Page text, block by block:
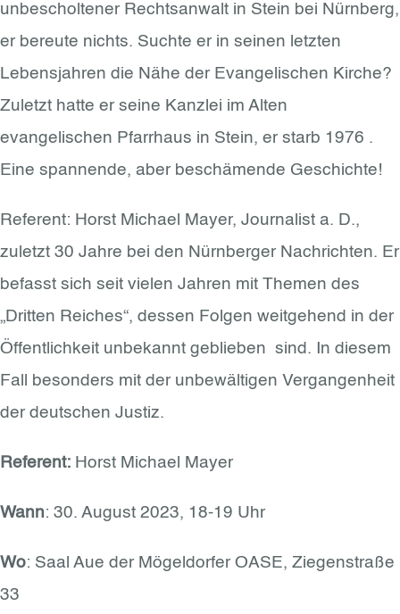
unbescholtener Rechtsanwalt in Stein bei Nürnberg,
er bereute nichts. Suchte er in seinen letzten
Lebensjahren die Nähe der Evangelischen Kirche?
Zuletzt hatte er seine Kanzlei im Alten
evangelischen Pfarrhaus in Stein, er starb 1976 .
Eine spannende, aber beschämende Geschichte!
Referent: Horst Michael Mayer, Journalist a. D.,
zuletzt 30 Jahre bei den Nürnberger Nachrichten. Er
befasst sich seit vielen Jahren mit Themen des
„Dritten Reiches“, dessen Folgen weitgehend in der
Öffentlichkeit unbekannt geblieben sind. In diesem
Fall besonders mit der unbewältigen Vergangenheit
der deutschen Justiz.
Referent: Horst Michael Mayer
Wann: 30. August 2023, 18-19 Uhr
Wo: Saal Aue der Mögeldorfer OASE, Ziegenstraße
33